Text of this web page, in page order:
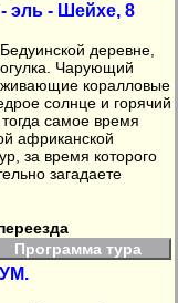
эль - Шейхе, 8
деревне,
Чарующий
коралловые
солнце и горячий
самое время
африканской
за время которого
загадаете
Программа тура